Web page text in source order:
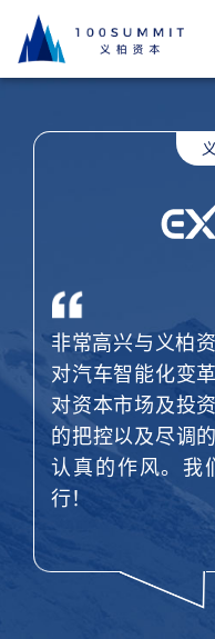
非常高兴与义柏
对汽车智能化变
对资本市场及投
的把控以及尽调
认真的作风。我
行！